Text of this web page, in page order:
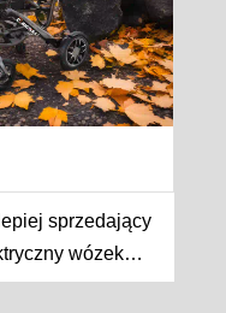
sprzedający
wózek
węglowego